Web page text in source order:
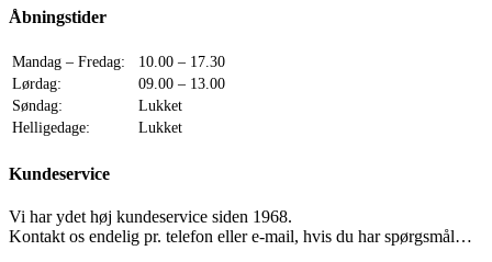
Åbningstider
Mandag – Fredag:
10.00 – 17.30
Lørdag:
09.00 – 13.00
Søndag:
Lukket
Helligedage:
Lukket
Kundeservice
Vi har ydet høj kundeservice siden 1968.
Kontakt os endelig pr. telefon eller e-mail, hvis du har spørgsmål…